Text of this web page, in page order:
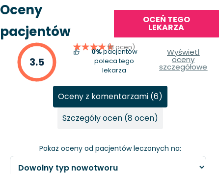
Oceny
pacjentów
OCEŃ TEGO
LEKARZA
3.5
(8 ocen)
0%pacjentów
poleca tego
lekarza
Wyświetl
oceny
szczegółowe
Pokaż oceny od pacjentów leczonych na:
Oceny z komentarzami (6)
Szczegóły ocen (8 ocen)